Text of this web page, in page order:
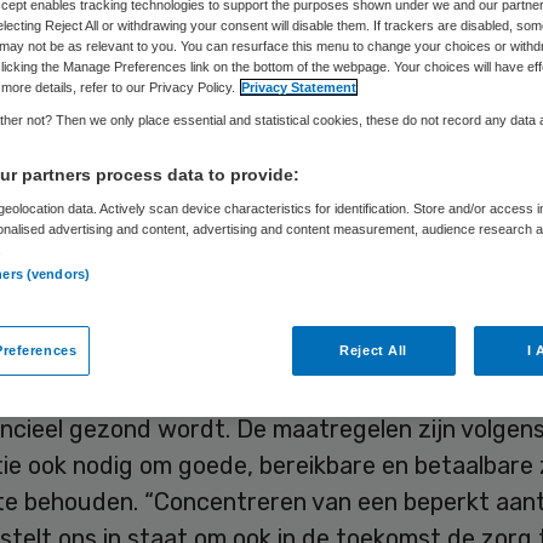
Skipr Redactie 26 maart 2018,08:07 56 keer gelezen
Zorggroep concentreert planbare heup- en
op locatie Bethesda in Hoogeveen en locatie
Operaties als gevolg van botbreuken worden
in Stadskanaal en Hoogeveen. Voor
ook na 1 april terecht op alle drie de
van planbare operatiesis onderdeel van
gezond wordt. De maatregelen zijn
ook nodig om goede, bereikbare en betaalbare
behouden. “Concentreren van een beperkt
enables tracking technologies to support the purposes shown under we and our
Reject All or withdrawing your consent will disable them. If trackers are disabled,
not be as relevant to you. You can resurface this menu to change your choices or
the Manage Preferences link on the bottom of the webpage. Your choices will have
details, refer to our Privacy Policy.
Privacy Statement
not? Then we only place essential and statistical cookies, these do not record any data
partners process data to provide:
data. Actively scan device characteristics for identification. Store and/or access
advertising and content, advertising and content measurement, audience research
(vendors)
Reject All I